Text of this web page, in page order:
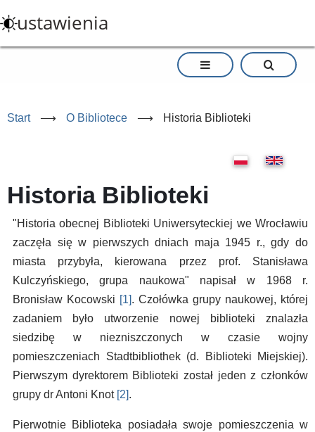
do
treści
ustawienia
Start ⟶ O Bibliotece ⟶ Historia Biblioteki
Historia Biblioteki
"Historia obecnej Biblioteki Uniwersyteckiej we Wrocławiu
zaczęła się w pierwszych dniach maja 1945 r., gdy do
miasta przybyła, kierowana przez prof. Stanisława
Kulczyńskiego, grupa naukowa" napisał w 1968 r.
Bronisław Kocowski [1]. Czołówka grupy naukowej, której
zadaniem było utworzenie nowej biblioteki znalazła
siedzibę w niezniszczonych w czasie wojny
pomieszczeniach Stadtbibliothek (d. Biblioteki Miejskiej).
Pierwszym dyrektorem Biblioteki został jeden z członków
grupy dr Antoni Knot [2].
Pierwotnie Biblioteka posiadała swoje pomieszczenia w